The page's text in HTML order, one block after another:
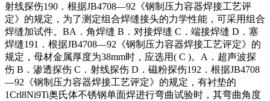
射线探伤190．根据JB4708—92《钢制压力容器焊接工艺评
定》的规定，为了测定组合焊缝接头的力学性能，可采用组合
焊缝加试件。BA．角焊缝 B．对接焊缝 C．端接焊缝 D．塞
焊缝191．根据JB4708—92《钢制压力容器焊接工艺评定》的
规定，母材金属厚度为38mm时，应选用( C )。A．超声波探
伤 B．渗透探伤 C．射线探伤 D．磁粉探伤192．根据JB4708
—92《钢制压力容器焊接工艺评定》的规定，有衬垫的
1Crl8Ni9Ti奥氏体不锈钢单面焊进行弯曲试验时，其弯曲角度